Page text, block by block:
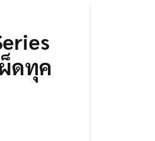
ดทุค